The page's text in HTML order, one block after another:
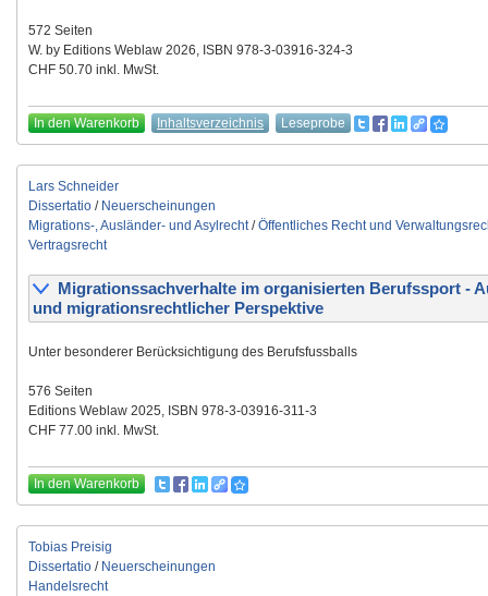
572 Seiten
W. by Editions Weblaw 2026, ISBN 978-3-03916-324-3
CHF 50.70 inkl. MwSt.
In den Warenkorb Inhaltsverzeichnis Leseprobe
Lars Schneider
Dissertatio / Neuerscheinungen
Migrations-, Ausländer- und Asylrecht/Öffentliches Recht und
Vertragsrecht
Migrationssachverhalte im organisierten Berufssport -
und migrationsrechtlicher Perspektive
Unter besonderer Berücksichtigung des Berufsfussballs
576 Seiten
Editions Weblaw 2025, ISBN 978-3-03916-311-3
CHF 77.00 inkl. MwSt.
In den Warenkorb
Tobias Preisig
Dissertatio / Neuerscheinungen
Handelsrecht